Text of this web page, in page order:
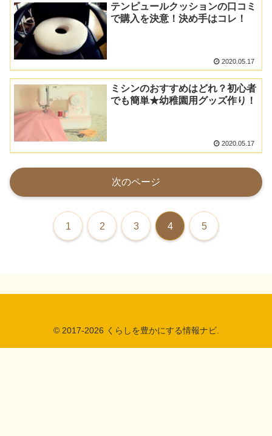
テンピュールクッションの口コミ
で購入を決意！決め手はコレ！
2020.05.17
ミシンのおすすめはどれ？初心者
でも簡単★幼稚園用グッズ作り！
2020.05.17
次のページ
1 2 3 4 5
© 2017-2026 くらしを豊かにする情報ナビ.